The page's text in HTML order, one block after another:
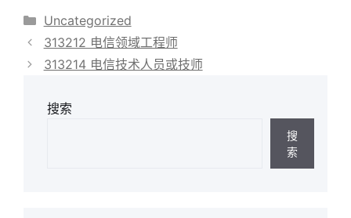
分
类
Uncategorized
313212 电信领域工程师
313214 电信技术人员或技师
搜索
搜
索